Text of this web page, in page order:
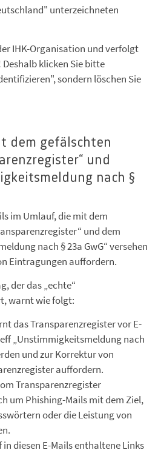
unterzeichneten
IHK-Organisation und verfolgt
klicken Sie bitte
sondern löschen Sie
dem gefälschten
und
nach §
im Umlauf, die mit dem
und dem
nach § 23a GwG“ versehen
Eintragungen auffordern.
der das „echte“
warnt wie folgt:
das Transparenzregister vor E-
„Unstimmigkeitsmeldung nach
und zur Korrektur von
auffordern.
Transparenzregister
um Phishing-Mails mit dem Ziel,
oder die Leistung von
diesen E-Mails enthaltene Links